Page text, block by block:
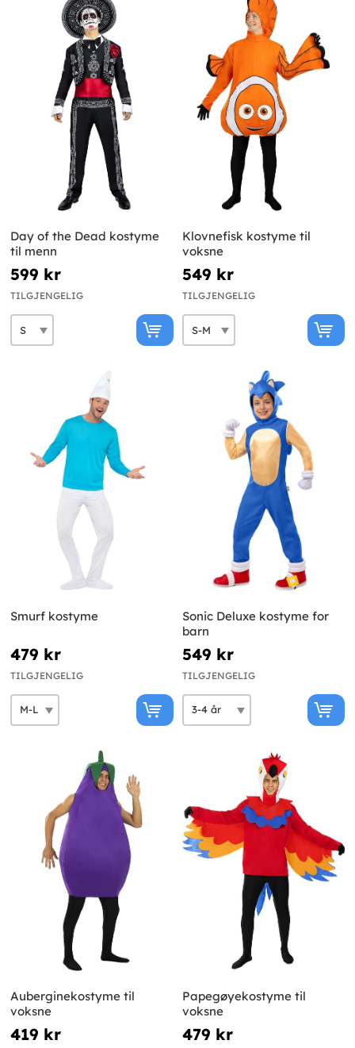
Day of the Dead kostyme
til menn
599 kr
TILGJENGELIG
Klovnefisk kostyme til
voksne
549 kr
TILGJENGELIG
Smurf kostyme
479 kr
TILGJENGELIG
Sonic Deluxe kostyme for
barn
549 kr
TILGJENGELIG
Auberginekostyme til
voksne
419 kr
Papegøyekostyme til
voksne
479 kr